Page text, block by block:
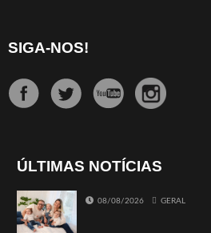
SIGA-NOS!
ÚLTIMAS NOTÍCIAS
08/08/2026 GERAL